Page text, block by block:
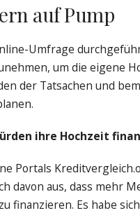
auf Pump
Umfrage
um die eigene
der Tatsachen und
ihre Hochzeit
Portals
davon aus, dass mehr
finanzieren. Es habe